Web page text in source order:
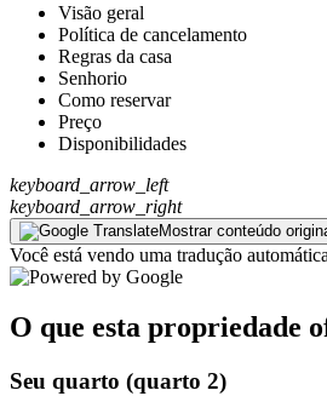
Visão geral
Política de cancelamento
Regras da casa
Senhorio
Como reservar
Preço
Disponibilidades
keyboard_arrow_left
keyboard_arrow_right
Mostrar conteúdo
Você está vendo uma tradução
O que esta propriedade
Seu quarto (quarto 2)